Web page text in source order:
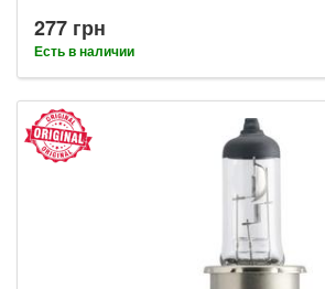
277 грн
Есть в наличии